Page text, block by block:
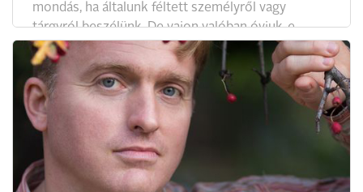
mondás, ha általunk féltett személyről vagy
tárgyról beszélünk. De vajon valóban óvjuk-e
szemünk fényét, védekezünk-e a káros hatások
ellen, ami nap nap után veszélyezteti lelkünk
tükrét?